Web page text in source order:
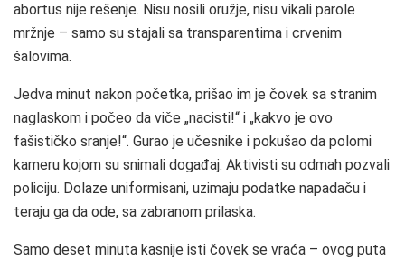
abortus nije rešenje. Nisu nosili oružje, nisu vikali parole
mržnje – samo su stajali sa transparentima i crvenim
šalovima.
Jedva minut nakon početka, prišao im je čovek sa stranim
naglaskom i počeo da viče „nacisti!“ i „kakvo je ovo
fašističko sranje!“. Gurao je učesnike i pokušao da polomi
kameru kojom su snimali događaj. Aktivisti su odmah pozvali
policiju. Dolaze uniformisani, uzimaju podatke napadaču i
teraju ga da ode, sa zabranom prilaska.
Samo deset minuta kasnije isti čovek se vraća – ovog puta